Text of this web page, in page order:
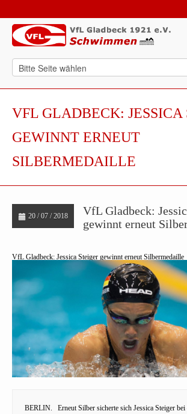
VFL GLADBECK: JESSICA
GEWINNT ERNEUT
SILBERMEDAILLE
20 / 07 / 2018
VfL Gladbeck:
gewinnt erneut
VfL Gladbeck: Jessica Steiger gewinnt erneut Silbermedaille
BERLIN.
Erneut Silber sicherte sich Jessica Steiger